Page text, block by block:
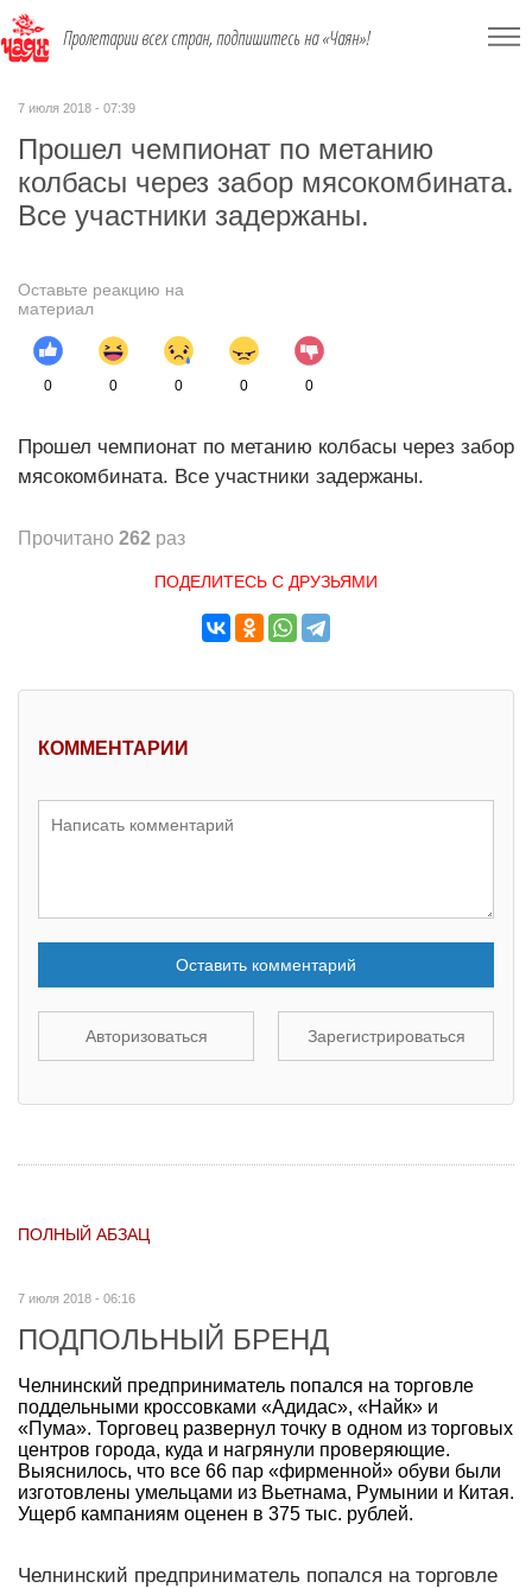
Пролетарии всех стран, подпишитесь на «Чаян»!
7 июля 2018 - 07:39
Прошел чемпионат по метанию
колбасы через забор мясокомбината.
Все участники задержаны.
Оставьте реакцию на
материал
0 0 0 0 0
Прошел чемпионат по метанию колбасы через забор
мясокомбината. Все участники задержаны.
Прочитано 262 раз
ПОДЕЛИТЕСЬ С ДРУЗЬЯМИ
КОММЕНТАРИИ
Оставить комментарий
Авторизоваться Зарегистрироваться
ПОЛНЫЙ АБЗАЦ
7 июля 2018 - 06:16
ПОДПОЛЬНЫЙ БРЕНД
Челнинский предприниматель попался на торговле
поддельными кроссовками «Адидас», «Найк» и
«Пума». Торговец развернул точку в одном из торговых
центров города, куда и нагрянули проверяющие.
Выяснилось, что все 66 пар «фирменной» обуви были
изготовлены умельцами из Вьетнама, Румынии и Китая.
Ущерб кампаниям оценен в 375 тыс. рублей.
Челнинский предприниматель попался на торговле